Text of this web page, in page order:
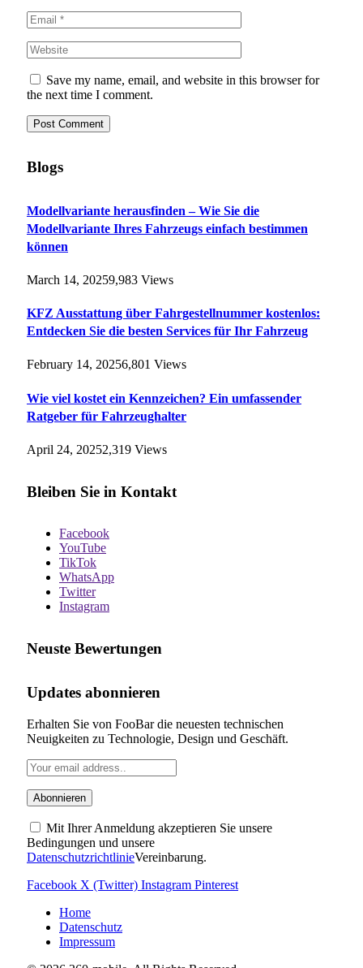
Save my name, email, and website in this browser for
the next time I comment.
Blogs
Modellvariante herausfinden – Wie Sie die
Modellvariante Ihres Fahrzeugs einfach bestimmen
können
March 14, 20259,983 Views
KFZ Ausstattung über Fahrgestellnummer kostenlos:
Entdecken Sie die besten Services für Ihr Fahrzeug
February 14, 20256,801 Views
Wie viel kostet ein Kennzeichen? Ein umfassender
Ratgeber für Fahrzeughalter
April 24, 20252,319 Views
Bleiben Sie in Kontakt
Facebook
YouTube
TikTok
WhatsApp
Twitter
Instagram
Neuste Bewertungen
Updates abonnieren
Erhalten Sie von FooBar die neuesten technischen
Neuigkeiten zu Technologie, Design und Geschäft.
Mit Ihrer Anmeldung akzeptieren Sie unsere
Bedingungen und unsere
DatenschutzrichtlinieVereinbarung.
Facebook X (Twitter) Instagram Pinterest
Home
Datenschutz
Impressum